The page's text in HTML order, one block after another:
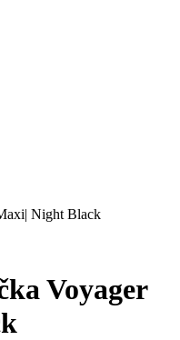
Night Black
Voyager